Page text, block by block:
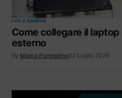
PC E GAMING
Come collegare il
esterno
by Marco Ponteprino22 Luglio 2026